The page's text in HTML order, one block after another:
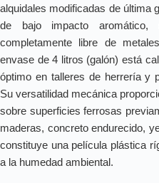
alquidales modificadas de última
de bajo impacto
completamente libre de
envase de 4 litros (galón) está
óptimo en talleres de herrería y
Su versatilidad mecánica
sobre superficies ferrosas
maderas, concreto endurecido,
constituye una película plástica
a la humedad ambiental.